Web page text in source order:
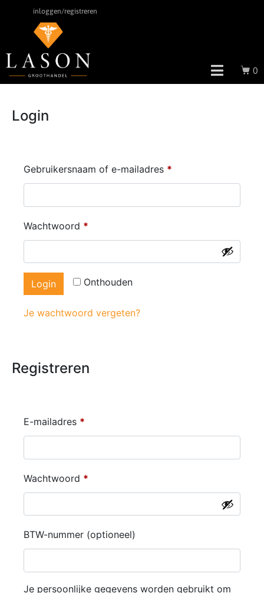
inloggen/registreren
0
Login
Gebruikersnaam of e-mailadres *
Wachtwoord *
Onthouden
Login
Je wachtwoord vergeten?
Registreren
E-mailadres *
Wachtwoord *
BTW-nummer (optioneel)
Je persoonlijke gegevens worden gebruikt om